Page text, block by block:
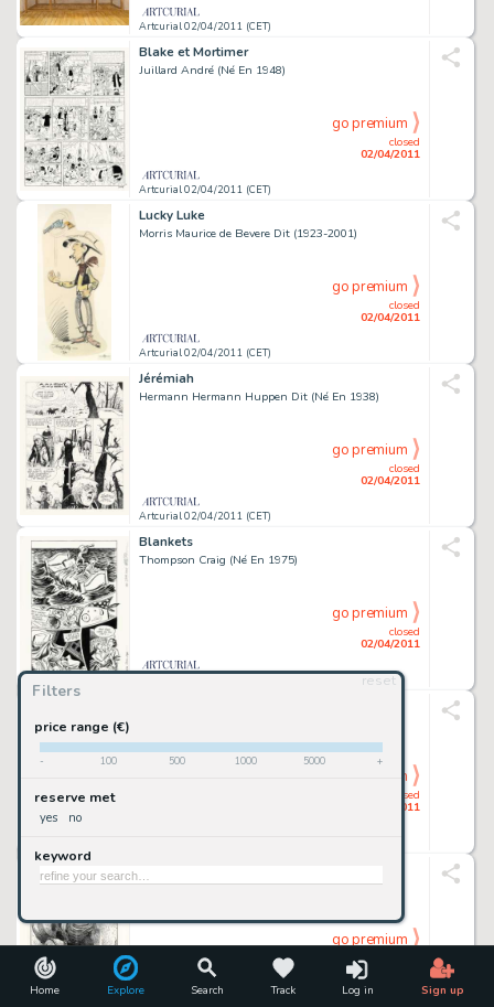
Home Explore Search Track Log in Sign up
Filters
reset
price range (€)
- 100 500 1000 5000 +
reserve met
yes no
keyword
Artcurial 02/04/2011 (CET)
Blake et Mortimer
Juillard André (Né En 1948)
Artcurial 02/04/2011 (CET)
closed
02/04/2011
go premium
Lucky Luke
Morris Maurice de Bevere Dit (1923-2001)
Artcurial 02/04/2011 (CET)
closed
02/04/2011
go premium
Jérémiah
Hermann Hermann Huppen Dit (Né En 1938)
Artcurial 02/04/2011 (CET)
closed
02/04/2011
go premium
Blankets
Thompson Craig (Né En 1975)
closed
02/04/2011
go premium
closed
02/04/2011
go premium
Bilal Enki (Né En 1951)
02/04/2011
go premium